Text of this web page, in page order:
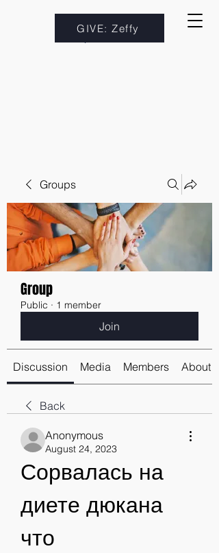
GIVE: Zeffy
Groups
Group
Public · 1 member
Join
Discussion Media Members About
Back
Anonymous
August 24, 2023
Сорвалась на
диете дюкана
что